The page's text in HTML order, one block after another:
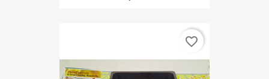
favorite_border